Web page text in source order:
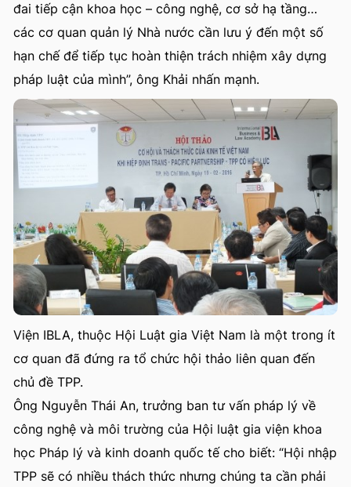
đai tiếp cận khoa học – công nghệ, cơ sở hạ tầng…
các cơ quan quản lý Nhà nước cần lưu ý đến một số
hạn chế để tiếp tục hoàn thiện trách nhiệm xây dựng
pháp luật của mình”, ông Khải nhấn mạnh.
Viện IBLA, thuộc Hội Luật gia Việt Nam là một trong ít
cơ quan đã đứng ra tổ chức hội thảo liên quan đến
chủ đề TPP.
Ông Nguyễn Thái An, trưởng ban tư vấn pháp lý về
công nghệ và môi trường của Hội luật gia viện khoa
học Pháp lý và kinh doanh quốc tế cho biết: “Hội nhập
TPP sẽ có nhiều thách thức nhưng chúng ta cần phải